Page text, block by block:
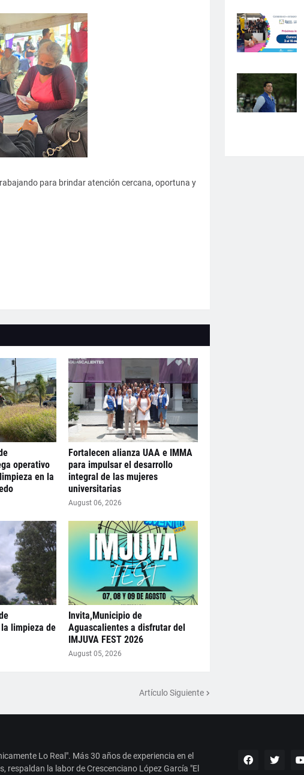
para brindar atención cercana, oportuna y
operativo
en la
Fortalecen alianza UAA e IMMA
para impulsar el desarrollo
integral de las mujeres
universitarias
August 06, 2026
limpieza de
Invita,Municipio de
Aguascalientes a disfrutar del
IMJUVA FEST 2026
August 05, 2026
Artículo Siguiente
Lo Real". Más 30 años de experiencia en el
respaldan la labor de Crescenciano López García "El